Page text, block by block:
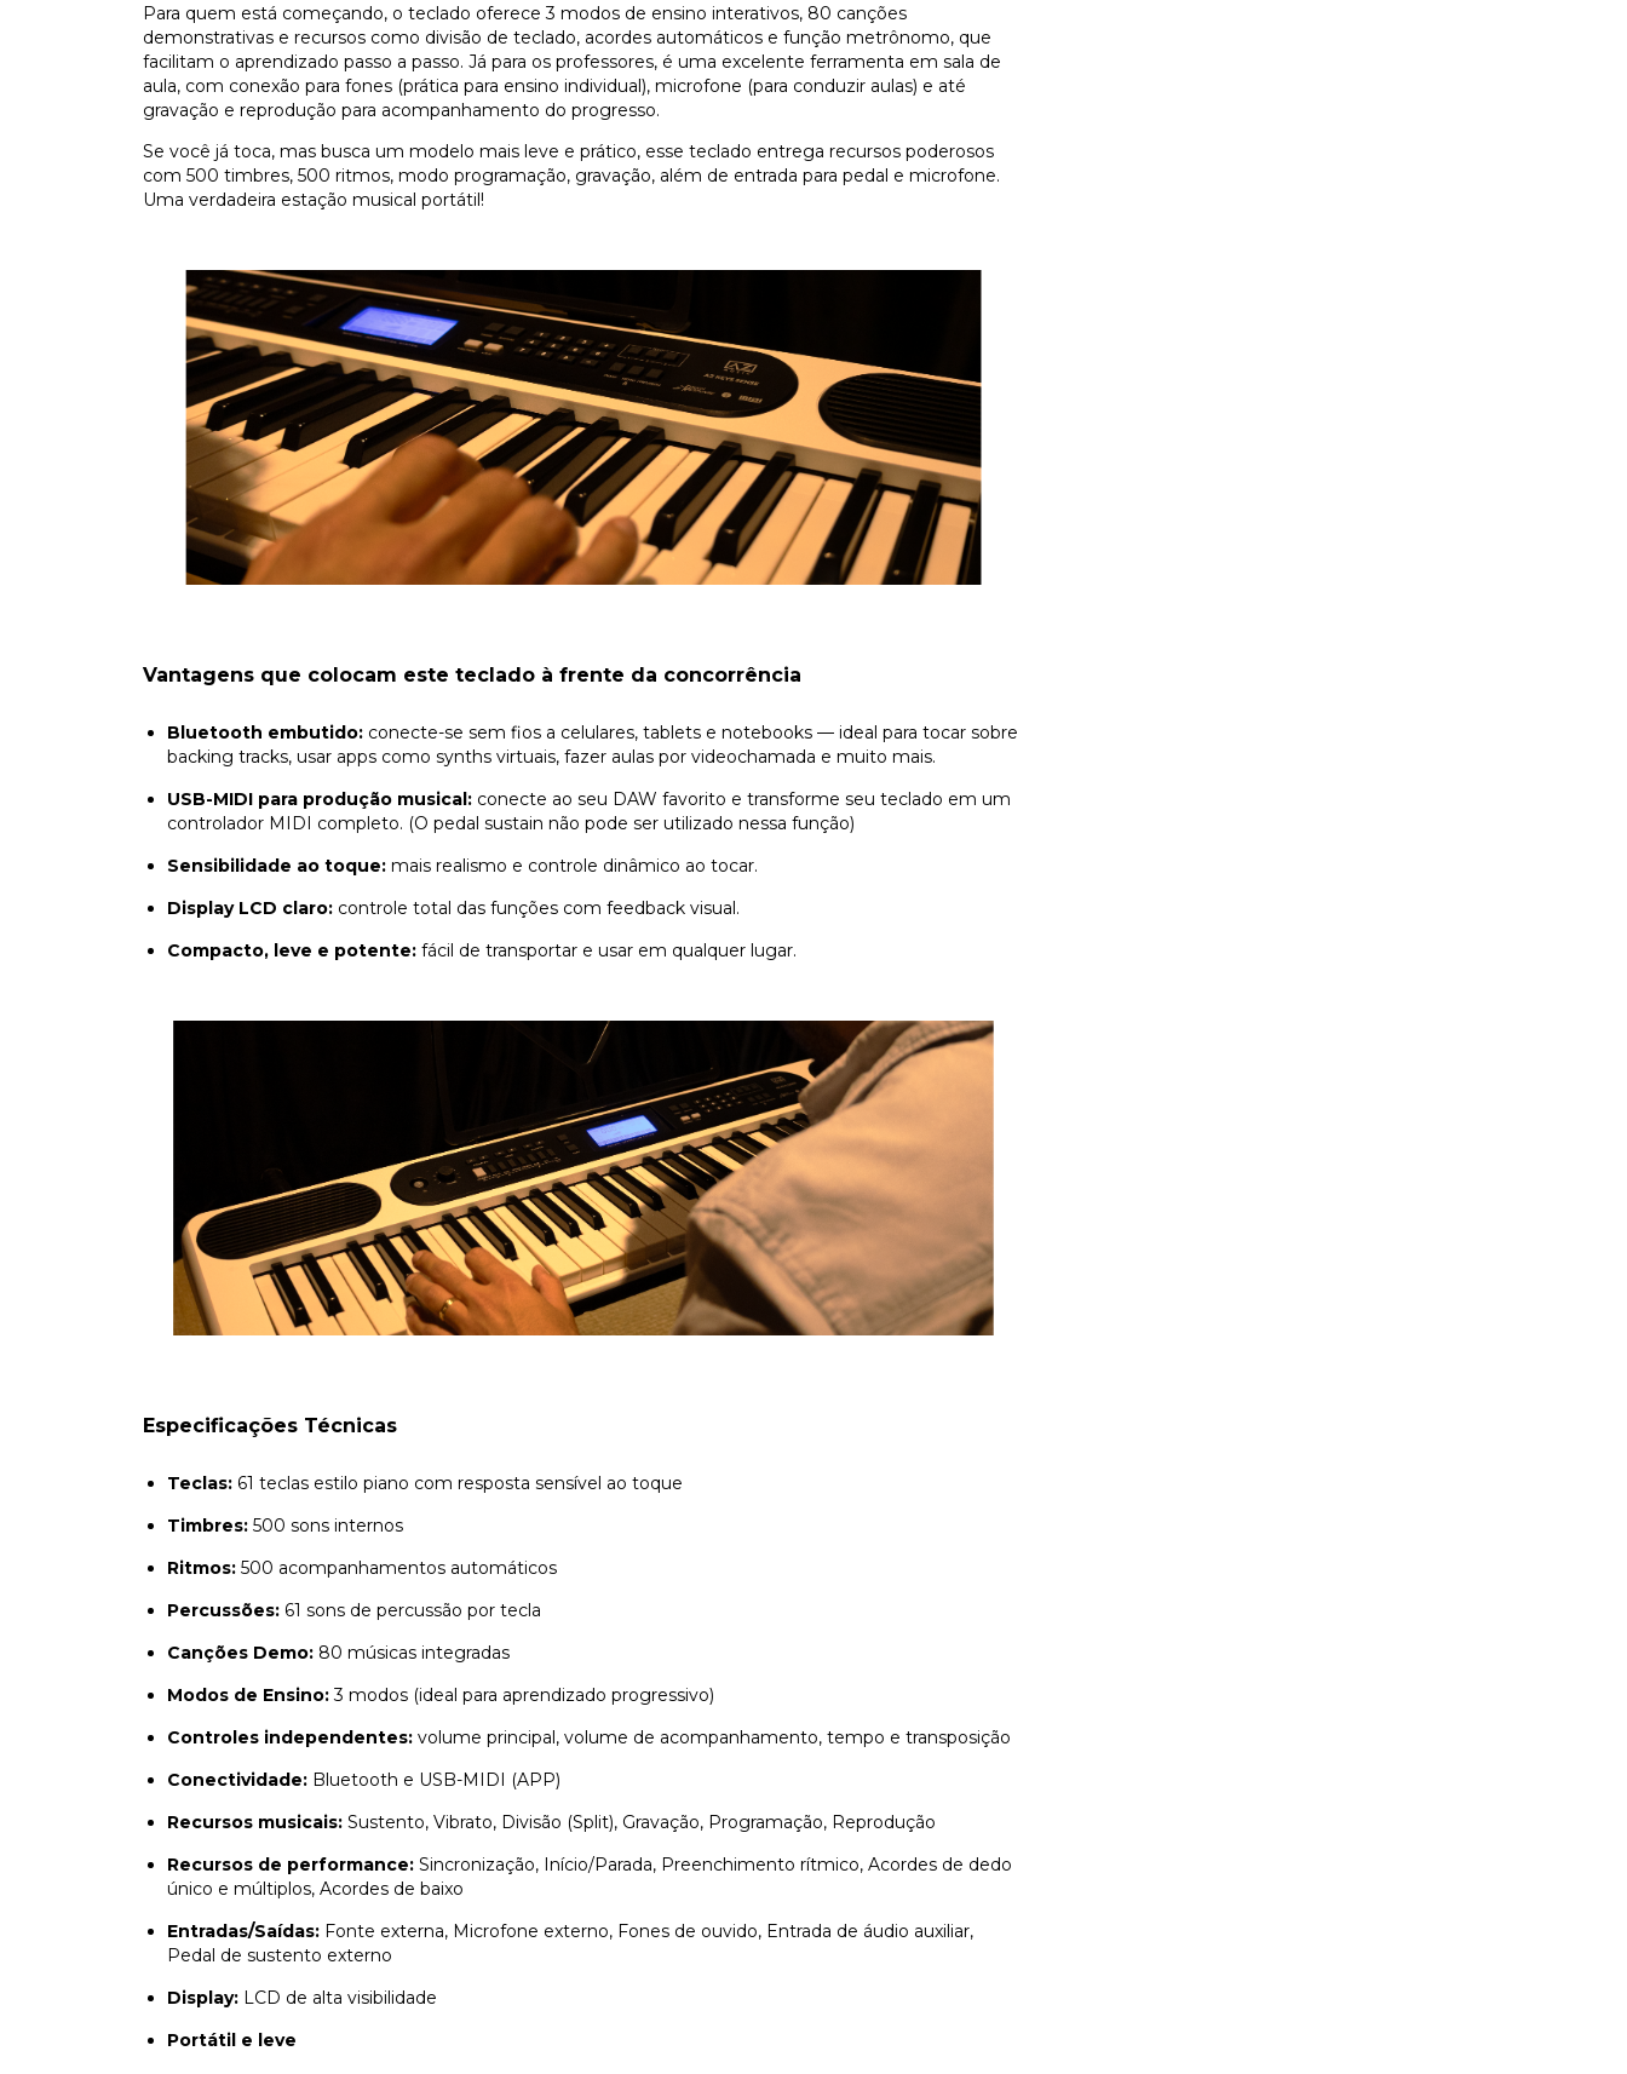
Para quem está começando, o teclado oferece 3 modos de ensino interativos, 80 canções
demonstrativas e recursos como divisão de teclado, acordes automáticos e função metrônomo, que
facilitam o aprendizado passo a passo. Já para os professores, é uma excelente ferramenta em sala de
aula, com conexão para fones (prática para ensino individual), microfone (para conduzir aulas) e até
gravação e reprodução para acompanhamento do progresso.
Se você já toca, mas busca um modelo mais leve e prático, esse teclado entrega recursos poderosos
com 500 timbres, 500 ritmos, modo programação, gravação, além de entrada para pedal e microfone.
Uma verdadeira estação musical portátil!
Vantagens que colocam este teclado à frente da concorrência
Bluetooth embutido: conecte-se sem fios a celulares, tablets e notebooks — ideal para tocar sobre
backing tracks, usar apps como synths virtuais, fazer aulas por videochamada e muito mais.
USB-MIDI para produção musical: conecte ao seu DAW favorito e transforme seu teclado em um
controlador MIDI completo. (O pedal sustain não pode ser utilizado nessa função)
Sensibilidade ao toque: mais realismo e controle dinâmico ao tocar.
Display LCD claro: controle total das funções com feedback visual.
Compacto, leve e potente: fácil de transportar e usar em qualquer lugar.
Especificações Técnicas
Teclas: 61 teclas estilo piano com resposta sensível ao toque
Timbres: 500 sons internos
Ritmos: 500 acompanhamentos automáticos
Percussões: 61 sons de percussão por tecla
Canções Demo: 80 músicas integradas
Modos de Ensino:3 modos (ideal para aprendizado progressivo)
Controles independentes: volume principal, volume de acompanhamento, tempo e transposição
Conectividade: Bluetooth e USB-MIDI (APP)
Recursos musicais: Sustento, Vibrato, Divisão (Split), Gravação, Programação, Reprodução
Recursos de performance: Sincronização, Início/Parada, Preenchimento rítmico, Acordes de dedo
único e múltiplos, Acordes de baixo
Entradas/Saídas: Fonte externa, Microfone externo, Fones de ouvido, Entrada de áudio auxiliar,
Pedal de sustento externo
Display: LCD de alta visibilidade
Portátil e leve